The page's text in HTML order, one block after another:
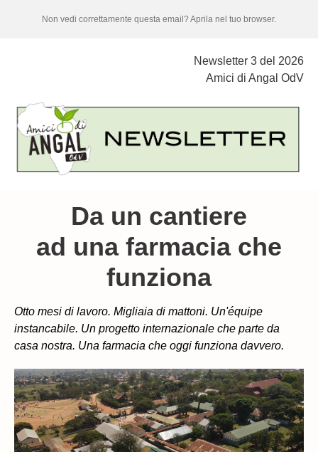
Non vedi correttamente questa email? Aprila nel tuo browser.
Newsletter 3 del 2026
Amici di Angal OdV
Da un cantiere
ad una farmacia che
funziona
Otto mesi di lavoro. Migliaia di mattoni. Un'équipe
instancabile. Un progetto internazionale che parte da
casa nostra. Una farmacia che oggi funziona davvero.